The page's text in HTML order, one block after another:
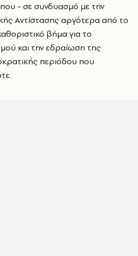
- σε συνδυασμό με την
Αντίστασης αργότερα από το
βήμα για το
και την εδραίωση της
περιόδου που